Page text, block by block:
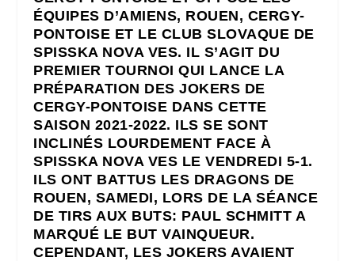
ÉQUIPES D’AMIENS, ROUEN, CERGY-
PONTOISE ET LE CLUB SLOVAQUE DE
SPISSKA NOVA VES. IL S’AGIT DU
PREMIER TOURNOI QUI LANCE LA
PRÉPARATION DES JOKERS DE
CERGY-PONTOISE DANS CETTE
SAISON 2021-2022. ILS SE SONT
INCLINÉS LOURDEMENT FACE À
SPISSKA NOVA VES LE VENDREDI 5-1.
ILS ONT BATTUS LES DRAGONS DE
ROUEN, SAMEDI, LORS DE LA SÉANCE
DE TIRS AUX BUTS: PAUL SCHMITT A
MARQUÉ LE BUT VAINQUEUR.
CEPENDANT, LES JOKERS AVAIENT